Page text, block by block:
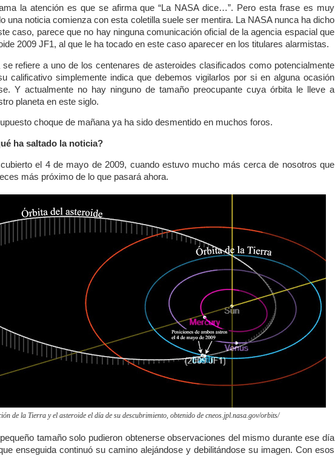
la atención es que se afirma que “La NASA dice…”. Pero esta frase es muy
una noticia comienza con esta coletilla suele ser mentira. La NASA nunca ha dicho
caso, parece que no hay ninguna comunicación oficial de la agencia espacial que
2009 JF1, al que le ha tocado en este caso aparecer en los titulares alarmistas.
se refiere a uno de los centenares de asteroides clasificados como potencialmente
calificativo simplemente indica que debemos vigilarlos por si en alguna ocasión
Y actualmente no hay ninguno de tamaño preocupante cuya órbita le lleve a
planeta en este siglo.
choque de mañana ya ha sido desmentido en muchos foros.
ha saltado la noticia?
el 4 de mayo de 2009, cuando estuvo mucho más cerca de nosotros que
más próximo de lo que pasará ahora.
de la Tierra y el asteroide el día de su descubrimiento, obtenido de cneos.jpl.nasa.gov/orbits/
tamaño solo pudieron obtenerse observaciones del mismo durante ese día
enseguida continuó su camino alejándose y debilitándose su imagen. Con esos